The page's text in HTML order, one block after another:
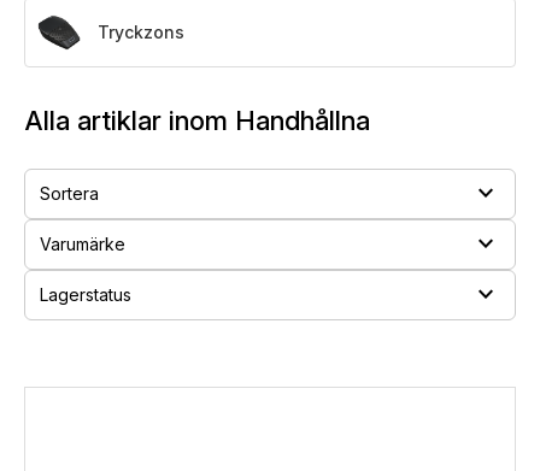
Tryckzons
Alla artiklar inom Handhållna
Sortera expand_more
Varumärke expand_more
Lagerstatus expand_more